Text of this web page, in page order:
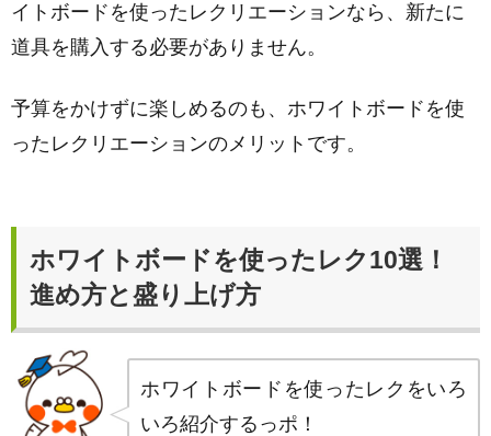
イトボードを使ったレクリエーションなら、新たに
道具を購入する必要がありません。
予算をかけずに楽しめるのも、ホワイトボードを使
ったレクリエーションのメリットです。
ホワイトボードを使ったレク10選！
進め方と盛り上げ方
ホワイトボードを使ったレクをいろ
いろ紹介するっポ！